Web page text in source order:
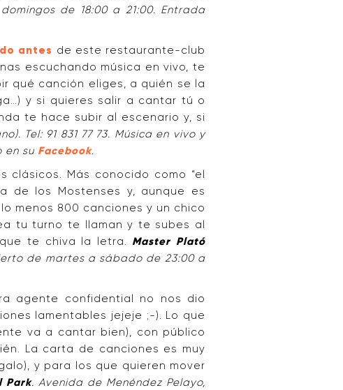
de 18:00 a 21:00. Entrada
antes de este restaurante-club
escuchando música en vivo, te
qué canción eliges, a quién se la
y si quieres salir a cantar tú o
te hace subir al escenario y, si
Tel: 91 831 77 73. Música en vivo y
en su Facebook.
clásicos. Más conocido como “el
de los Mostenses y, aunque es
menos 800 canciones y un chico
tu turno te llaman y te subes al
te chiva la letra. Master Plató
de martes a sábado de 23:00 a
agente confidential no nos dio
lamentables jejeje ;-). Lo que
va a cantar bien), con público
La carta de canciones es muy
y para los que quieren mover
Park. Avenida de Menéndez Pelayo,